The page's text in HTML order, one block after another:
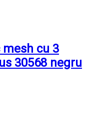
cu 3
30568 negru